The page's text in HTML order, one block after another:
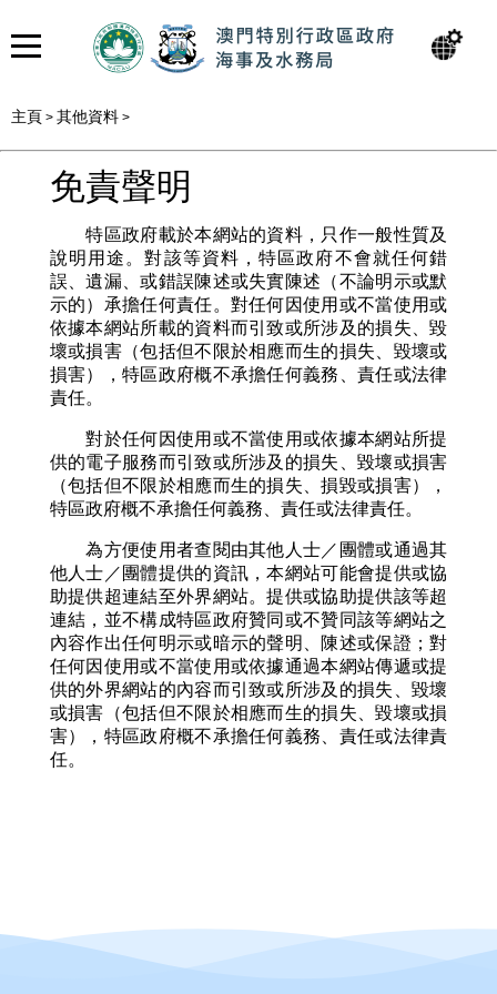
主頁 > 其他資料 >
免責聲明
特區政府載於本網站的資料，只作一般性質及
說明用途。對該等資料，特區政府不會就任何錯
誤、遺漏、或錯誤陳述或失實陳述（不論明示或默
示的）承擔任何責任。對任何因使用或不當使用或
依據本網站所載的資料而引致或所涉及的損失、毀
壞或損害（包括但不限於相應而生的損失、毀壞或
損害），特區政府概不承擔任何義務、責任或法律
責任。
對於任何因使用或不當使用或依據本網站所提
供的電子服務而引致或所涉及的損失、毀壞或損害
（包括但不限於相應而生的損失、損毀或損害），
特區政府概不承擔任何義務、責任或法律責任。
為方便使用者查閱由其他人士／團體或通過其
他人士／團體提供的資訊，本網站可能會提供或協
助提供超連結至外界網站。提供或協助提供該等超
連結，並不構成特區政府贊同或不贊同該等網站之
內容作出任何明示或暗示的聲明、陳述或保證；對
任何因使用或不當使用或依據通過本網站傳遞或提
供的外界網站的內容而引致或所涉及的損失、毀壞
或損害（包括但不限於相應而生的損失、毀壞或損
害），特區政府概不承擔任何義務、責任或法律責
任。